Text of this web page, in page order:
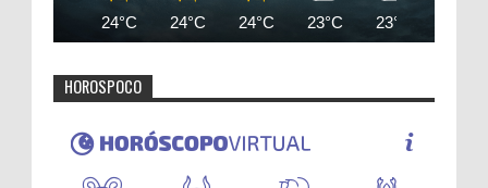
24°C 24°C 24°C 23°C 23°C
HOROSPOCO